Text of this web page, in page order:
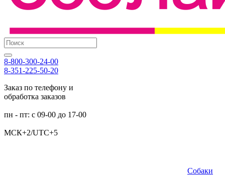
8-800-300-24-00
8-351-225-50-20
Заказ по телефону и
обработка заказов
пн - пт: с 09-00 до 17-00
МСК+2/UTC+5
Собаки